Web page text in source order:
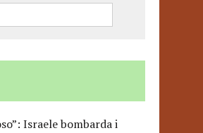
Israele bombarda i